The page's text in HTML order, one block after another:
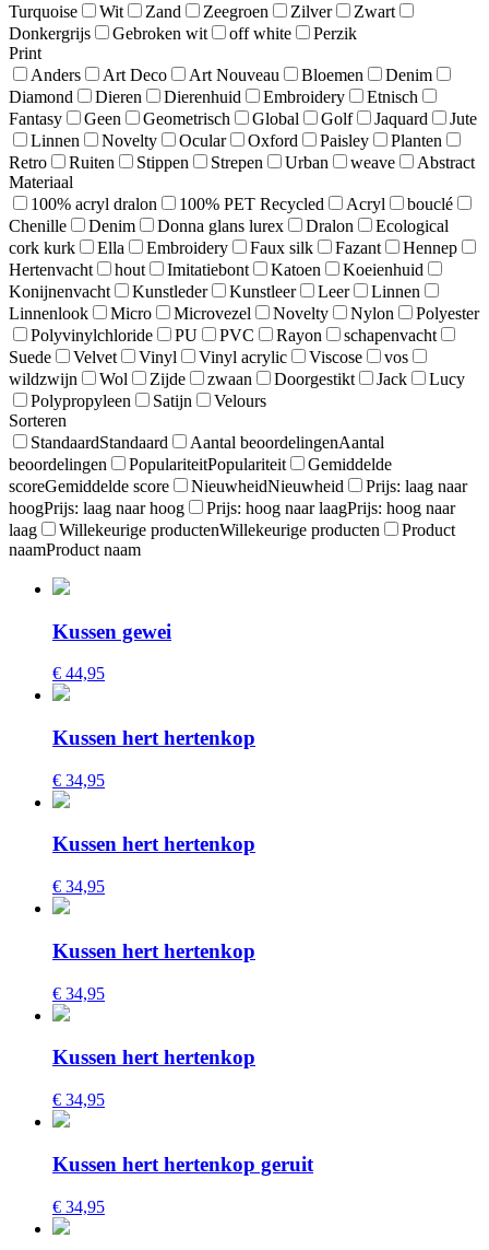
Turquoise
Wit Zand Zeegroen Zilver
Zwart
Donkergrijs
Gebroken wit off white
Perzik
Print
Anders
Art Deco Art Nouveau Bloemen
Denim
Diamond
Dieren Dierenhuid Embroidery
Etnisch
Fantasy
Geen Geometrisch Global Golf Jaquard
Jute
Linnen
Novelty Ocular Oxford Paisley
Planten
Retro
Ruiten Stippen Strepen Urban weave
Abstract
Materiaal
100% acryl dralon
100% PET Recycled Acryl
bouclé
Chenille
Denim Donna glans lurex Dralon
Ecological
cork kurk
Ella Embroidery Faux silk Fazant
Hennep
Hertenvacht
hout Imitatiebont Katoen
Koeienhuid
Konijnenvacht
Kunstleder Kunstleer Leer
Linnen
Linnenlook
Micro Microvezel Novelty Nylon
Polyester
Polyvinylchloride
PU PVC Rayon
schapenvacht
Suede
Velvet Vinyl Vinyl acrylic Viscose
vos
wildzwijn
Wol Zijde zwaan Doorgestikt Jack
Lucy
Polypropyleen
Satijn
Velours
Sorteren
StandaardStandaard Aantal beoordelingenAantal
beoordelingen
PopulariteitPopulariteit
Gemiddelde
scoreGemiddelde score NieuwheidNieuwheid
Prijs: laag naar
hoogPrijs: laag naar hoog Prijs: hoog naar laagPrijs: hoog naar
laag
Willekeurige productenWillekeurige producten
Product
naamProduct naam
Kussen gewei
€ 44,95
Kussen hert hertenkop
€ 34,95
Kussen hert hertenkop
€ 34,95
Kussen hert hertenkop
€ 34,95
Kussen hert hertenkop
€ 34,95
Kussen hert hertenkop geruit
€ 34,95